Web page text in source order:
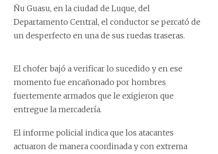
Ñu Guasu, en la ciudad de Luque, del
Departamento Central, el conductor se percató de
un desperfecto en una de sus ruedas traseras.
El chofer bajó a verificar lo sucedido y en ese
momento fue encañonado por hombres
fuertemente armados que le exigieron que
entregue la mercadería.
El informe policial indica que los atacantes
actuaron de manera coordinada y con extrema